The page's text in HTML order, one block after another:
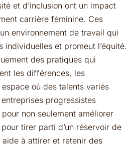
et d’inclusion ont un impact
carrière féminine. Ces
environnement de travail qui
et promeut l’équité.
des pratiques qui
les différences, les
où des talents variés
progressistes
non seulement améliorer
tirer parti d’un réservoir de
à attirer et retenir des